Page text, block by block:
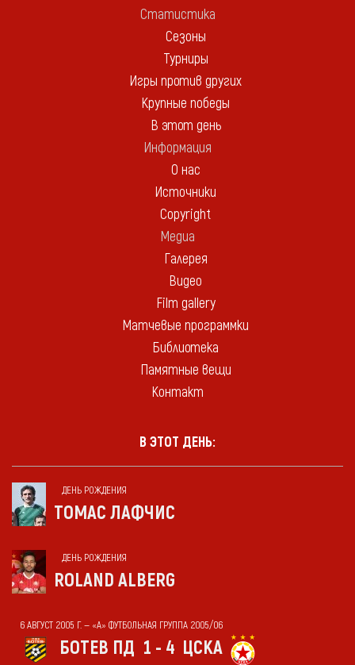
Статистика
Сезоны
Турниры
Игры против других
Крупные победы
В этот день
Информация
О нас
Источники
Copyright
Медиа
Галерея
Видео
Film gallery
Матчевые программки
Библиотека
Памятные вещи
Контакт
В ЭТОТ ДЕНЬ:
ДЕНЬ РОЖДЕНИЯ
ТОМАС ЛАФЧИС
ДЕНЬ РОЖДЕНИЯ
ROLAND ALBERG
6 АВГУСТ 2005 Г. — «А» ФУТБОЛЬНАЯ ГРУППА 2005/06
БОТЕВ ПД 1 - 4 ЦСКА